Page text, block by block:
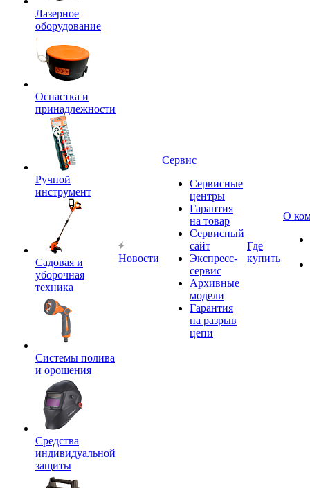
Лазерное
оборудование
Оснастка и
принадлежности
Ручной
инструмент
Садовая и
уборочная
техника
Системы полива
и орошения
Средства
индивидуальной
защиты
Новости
Сервис
Сервисные
центры
Гарантия
на товар
Сервисный
сайт
Экспресс-
сервис
Архивные
модели
Гарантия
на разрыв
цепи
Где
купить
О